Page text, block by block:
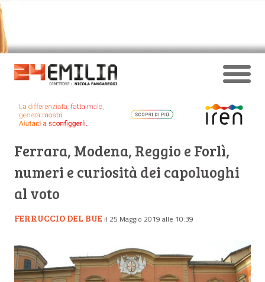
Ferrara, Modena, Reggio e Forlì,
numeri e curiosità dei capoluoghi
al voto
FERRUCCIO DEL BUE il 25 Maggio 2019 alle 10:39